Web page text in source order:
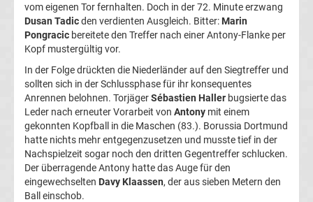
Fußball
WM
Fußball
EM
Frauenfußball
Amateurfußball
vom eigenen Tor fernhalten. Doch in der 72. Minute erzwang
Dusan Tadicden verdienten Ausgleich. Bitter: Marin
Pongracic bereitete den Treffer nach einer Antony-Flanke per
Kopf mustergültig vor.
In der Folge drückten die Niederländer auf den Siegtreffer und
sollten sich in der Schlussphase für ihr konsequentes
Anrennen belohnen. TorjägerSébastien Haller bugsierte das
Leder nach erneuter Vorarbeit von Antony mit einem
gekonnten Kopfball in die Maschen (83.). Borussia Dortmund
hatte nichts mehr entgegenzusetzen und musste tief in der
Nachspielzeit sogar noch den dritten Gegentreffer schlucken.
Der überragende Antony hatte das Auge für den
eingewechselten Davy Klaassen, der aus sieben Metern den
Ball einschob.